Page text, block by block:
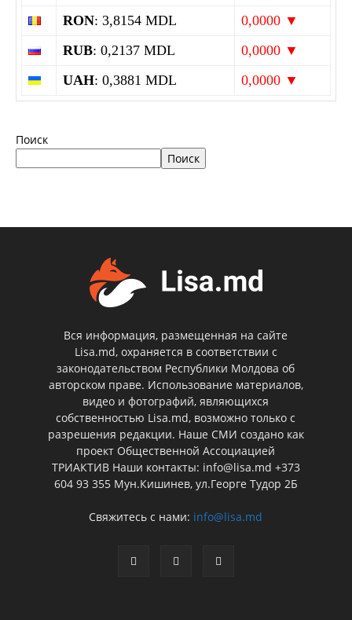
RON: 3,8154 MDL
0,0000 ▼
RUB: 0,2137 MDL
0,0000 ▼
UAH: 0,3881 MDL 0,0000 ▼
Поиск
Поиск
Вся информация, размещенная на сайте
Lisa.md, охраняется в соответствии с
законодательством Республики Молдова об
авторском праве. Использование материалов,
видео и фотографий, являющихся
собственностью Lisa.md, возможно только с
разрешения редакции. Наше СМИ создано как
проект Общественной Ассоциацией
ТРИАКТИВ Наши контакты: info@lisa.md +373
604 93 355 Мун.Кишинев, ул.Георге Тудор 2Б
Свяжитесь с нами: info@lisa.md